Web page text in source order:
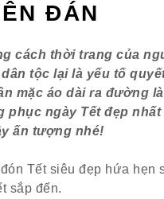
ĐÁN
cách thời trang của
tộc lại là yếu tố
mặc áo dài ra đường
ngày Tết đẹp
ấn tượng nhé!
Tết siêu đẹp hứa hẹn
sắp đến.